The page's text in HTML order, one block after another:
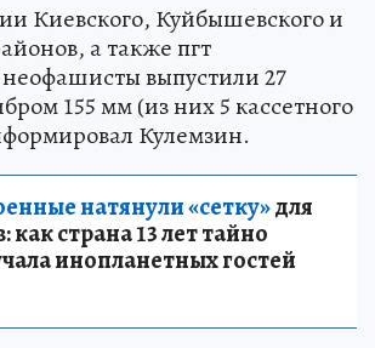
Киевского, Куйбышевского и
а также пгт
выпустили 27
155 мм (из них 5 кассетного
Кулемзин.
натянули «сетку»для
страна 13 лет тайно
инопланетных гостей